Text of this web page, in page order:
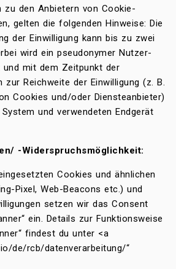
zu den Anbietern von Cookie-
gelten die folgenden Hinweise: Die
der Einwilligung kann bis zu zwei
wird ein pseudonymer Nutzer-
mit dem Zeitpunkt der
zur Reichweite der Einwilligung (z. B.
Cookies und/oder Diensteanbieter)
und verwendeten Endgerät
-Widerspruchsmöglichkeit:
Cookies und ähnlichen
Pixel, Web-Beacons etc.) und
setzen wir das Consent
ein. Details zur Funktionsweise
findest du unter <a
de/rcb/datenverarbeitung/“